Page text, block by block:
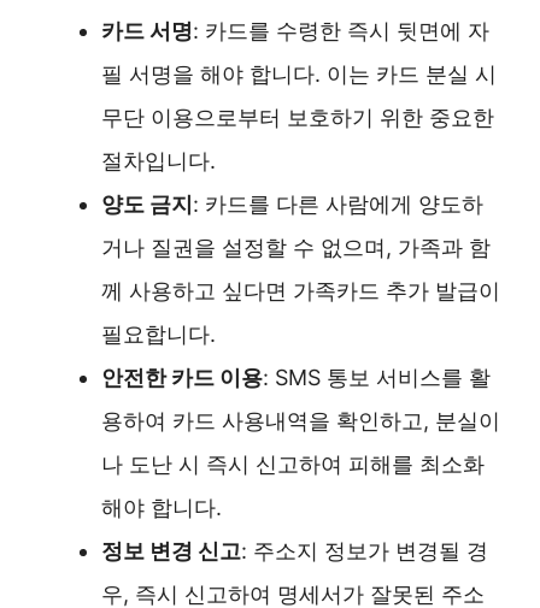
카드 서명: 카드를 수령한 즉시 뒷면에 자
필 서명을 해야 합니다. 이는 카드 분실 시
무단 이용으로부터 보호하기 위한 중요한
절차입니다.
양도 금지: 카드를 다른 사람에게 양도하
거나 질권을 설정할 수 없으며, 가족과 함
께 사용하고 싶다면 가족카드 추가 발급이
필요합니다.
안전한 카드 이용: SMS 통보 서비스를 활
용하여 카드 사용내역을 확인하고, 분실이
나 도난 시 즉시 신고하여 피해를 최소화
해야 합니다.
정보 변경 신고: 주소지 정보가 변경될 경
우, 즉시 신고하여 명세서가 잘못된 주소